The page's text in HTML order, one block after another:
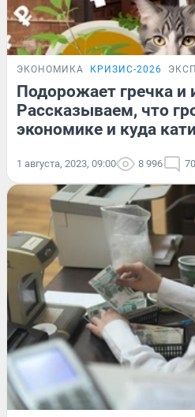
ЭКОНОМИКА КРИЗИС-2026
Подорожает гречка и
Рассказываем, что
экономике и куда
1 августа, 2023, 09:00 8 996 70